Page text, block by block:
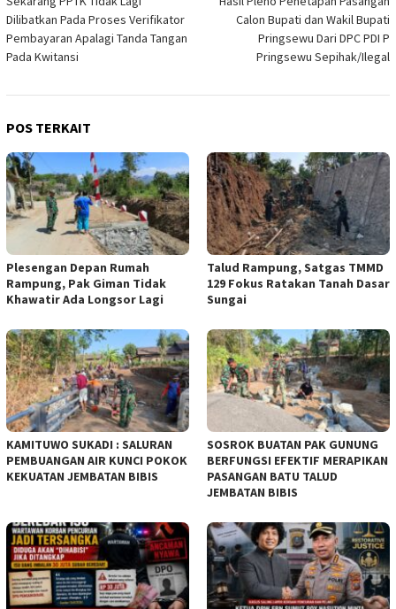
Dilibatkan Pada Proses Verifikator
Pembayaran Apalagi Tanda Tangan
Pada Kwitansi
Calon Bupati dan Wakil Bupati
Pringsewu Dari DPC PDI P
Pringsewu Sepihak/Ilegal
POS TERKAIT
Plesengan Depan Rumah
Rampung, Pak Giman Tidak
Khawatir Ada Longsor Lagi
Talud Rampung, Satgas TMMD
129 Fokus Ratakan Tanah Dasar
Sungai
KAMITUWO SUKADI : SALURAN
PEMBUANGAN AIR KUNCI POKOK
KEKUATAN JEMBATAN BIBIS
SOSROK BUATAN PAK GUNUNG
BERFUNGSI EFEKTIF MERAPIKAN
PASANGAN BATU TALUD
JEMBATAN BIBIS